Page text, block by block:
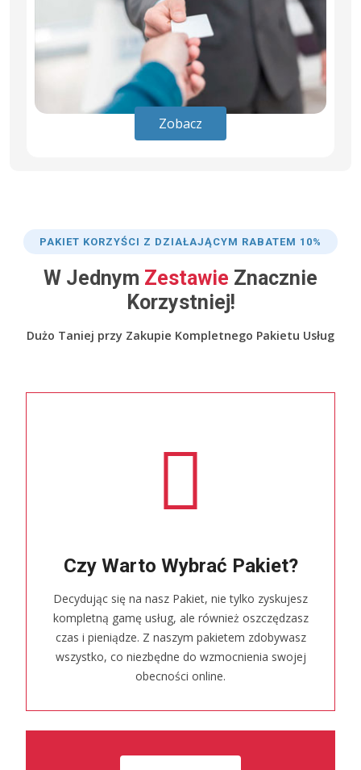
Zobacz
PAKIET KORZYŚCI Z DZIAŁAJĄCYM RABATEM 10%
W Jednym Zestawie Znacznie
Korzystniej!
Dużo Taniej przy Zakupie Kompletnego Pakietu Usług
Czy Warto Wybrać Pakiet?
Decydując się na nasz Pakiet, nie tylko zyskujesz
kompletną gamę usług, ale również oszczędzasz
czas i pieniądze. Z naszym pakietem zdobywasz
wszystko, co niezbędne do wzmocnienia swojej
obecności online.